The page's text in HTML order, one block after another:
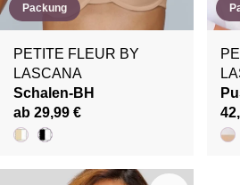
Packung
PETITE FLEUR BY
LASCANA
Schalen-BH
ab 29,99 €